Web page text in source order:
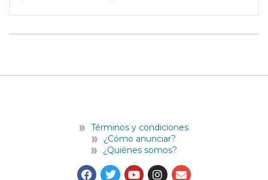
Términos y condiciones
¿Cómo anunciar?
¿Quiénes somos?
a
w
o
n
n